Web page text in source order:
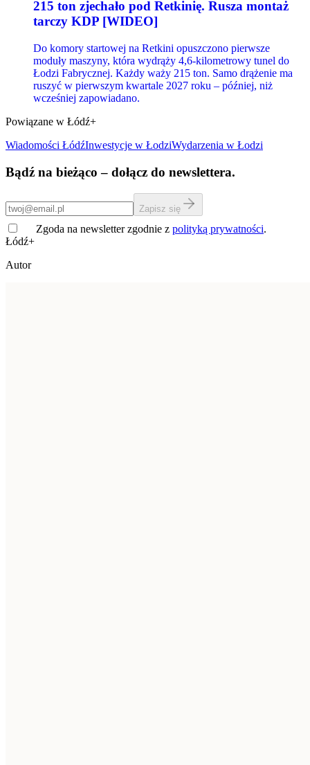
215 ton zjechało pod Retkinię. Rusza montaż
tarczy KDP [WIDEO]
Do komory startowej na Retkini opuszczono pierwsze
moduły maszyny, która wydrąży 4,6-kilometrowy tunel do
Łodzi Fabrycznej. Każdy waży 215 ton. Samo drążenie ma
ruszyć w pierwszym kwartale 2027 roku – później, niż
wcześniej zapowiadano.
Powiązane w Łódź+
Wiadomości ŁódźInwestycje w ŁodziWydarzenia w Łodzi
Bądź na bieżąco – dołącz do newslettera.
Zapisz się
Zgoda na newsletter zgodnie z polityką prywatności.
Łódź+
Autor